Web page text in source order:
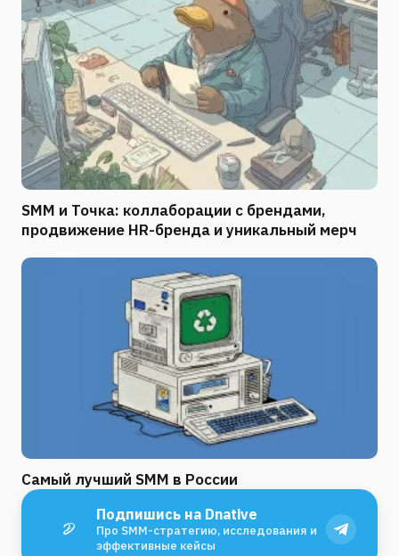
SMM и Точка: коллаборации с брендами,
продвижение HR-бренда и уникальный мерч
Самый лучший SMM в России
Подпишись на Dnative
Про SMM-стратегию, исследования и
эффективные кейсы